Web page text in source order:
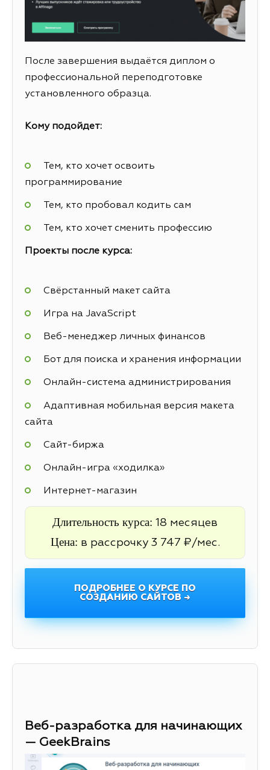
После завершения выдаётся диплом о
профессиональной переподготовке
установленного образца.
Кому подойдет:
Тем, кто хочет освоить
программирование
Тем, кто пробовал кодить сам
Тем, кто хочет сменить профессию
Проекты после курса:
Свёрстанный макет сайта
Игра на JavaScript
Веб-менеджер личных финансов
Бот для поиска и хранения информации
Онлайн-система администрирования
Адаптивная мобильная версия макета
сайта
Cайт-биржа
Онлайн-игра «ходилка»
Интернет-магазин
Длительность курса: 18 месяцев
Цена: в рассрочку 3 747 ₽/мес.
ПОДРОБНЕЕ О КУРСЕ ПО
СОЗДАНИЮ САЙТОВ →
Веб-разработка для начинающих
— GeekBrains